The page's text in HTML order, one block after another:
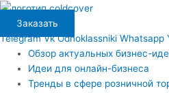
Перейти
содержимому
Заказать
Telegram Vk Odnoklassniki Whatsapp
Обзор актуальных бизнес-
Идеи для онлайн-бизнеса
Тренды в сфере розничной